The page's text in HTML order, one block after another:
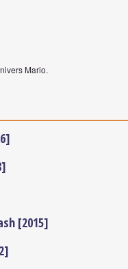
Mario.
[2015]